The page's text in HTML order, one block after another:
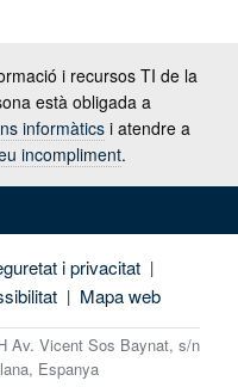
i recursos TI de la
està obligada a
informàtics i atendre a
incompliment.
i privacitat |
| Mapa web
Av. Vicent Sos Baynat, s/n
Espanya